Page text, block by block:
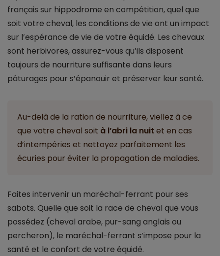
français sur hippodrome en compétition, quel que
soit votre cheval, les conditions de vie ont un impact
sur l’espérance de vie de votre équidé. Les chevaux
sont herbivores, assurez-vous qu’ils disposent
toujours de nourriture suffisante dans leurs
pâturages pour s’épanouir et préserver leur santé.
Au-delà de la ration de nourriture, viellez à ce
que votre cheval soit à l’abri la nuit et en cas
d’intempéries et nettoyez parfaitement les
écuries pour éviter la propagation de maladies.
Faites intervenir un maréchal-ferrant pour ses
sabots. Quelle que soit la race de cheval que vous
possédez (cheval arabe, pur-sang anglais ou
percheron), le maréchal-ferrant s’impose pour la
santé et le confort de votre équidé.